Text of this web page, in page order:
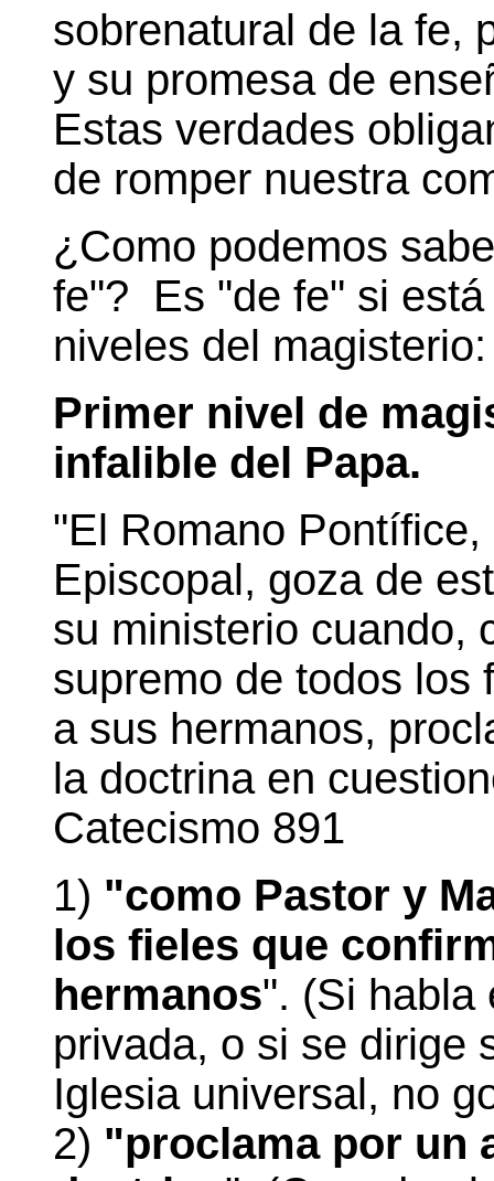
sobrenatural de la fe,
y su promesa de
Estas verdades
de romper nuestra
¿Como podemos
fe"? Es "de fe" si
niveles del magisterio:
Primer nivel de
infalible del Papa.
"El Romano
Episcopal, goza de
su ministerio cuando,
supremo de todos los
a sus hermanos,
la doctrina en
Catecismo 891
1) "como Pastor y
los fieles que
hermanos". (Si habla
privada, o si se dirige
Iglesia universal, no
2) "proclama por un